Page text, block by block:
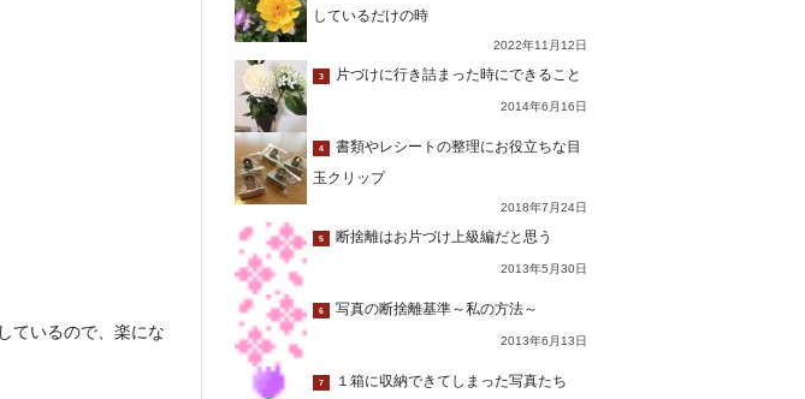
ているので、楽にな
しているだけの時
2022年11月12日
3 片づけに行き詰まった時にできること
2014年6月16日
4
書類やレシートの整理にお役立ちな目
玉クリップ
2018年7月24日
5 断捨離はお片づけ上級編だと思う
2013年5月30日
6 写真の断捨離基準～私の方法～
2013年6月13日
7 １箱に収納できてしまった写真たち